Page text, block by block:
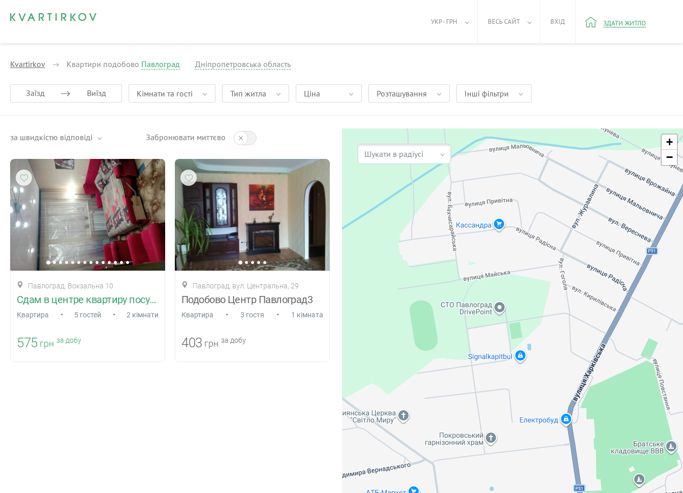
УКР - ГРН ВЕСЬ САЙТ ВХІД ЗДАТИ ЖИТЛО
Kvartirkov Квартири подобово Павлоград Дніпропетровська область
Заїзд Виїзд Кімнати та гості Тип житла Ціна Розташування Інші фільтри
за швидкістю відповіді Забронювати миттєво
Павлоград, Вокзальна 10
Сдам в центре квартиру посуточо
Квартира • 5 гостей • 2 кімнати
575 грн за добу
Павлоград, вул. Центральна, 29
Подобово Центр Павлоград3
Квартира • 3 гостя • 1 кімната
403 грн за добу
Шукати в радіусі
+
−